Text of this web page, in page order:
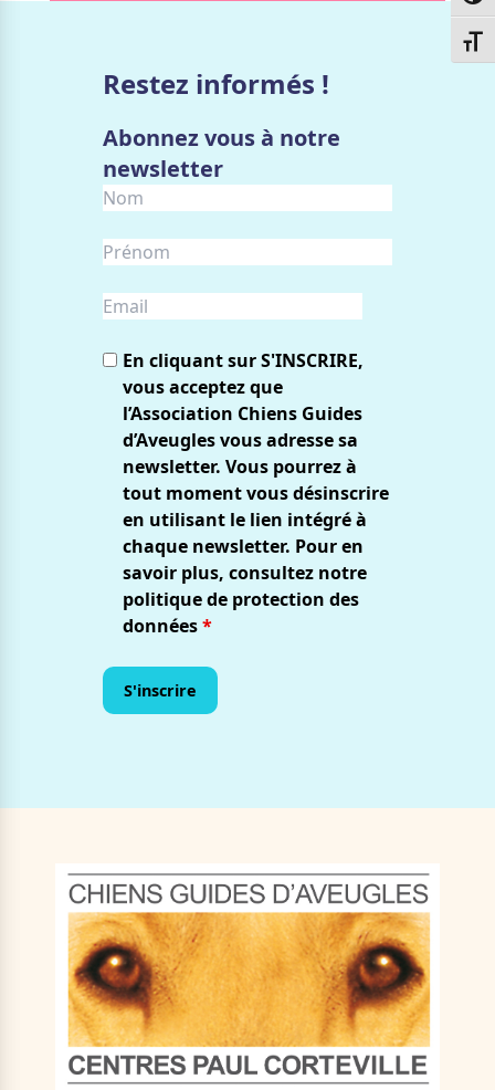
Restez informés !
Abonnez vous à notre
newsletter
En cliquant sur S'INSCRIRE,
vous acceptez que
l’Association Chiens Guides
d’Aveugles vous adresse sa
newsletter. Vous pourrez à
tout moment vous désinscrire
en utilisant le lien intégré à
chaque newsletter. Pour en
savoir plus, consultez notre
politique de protection des
données*